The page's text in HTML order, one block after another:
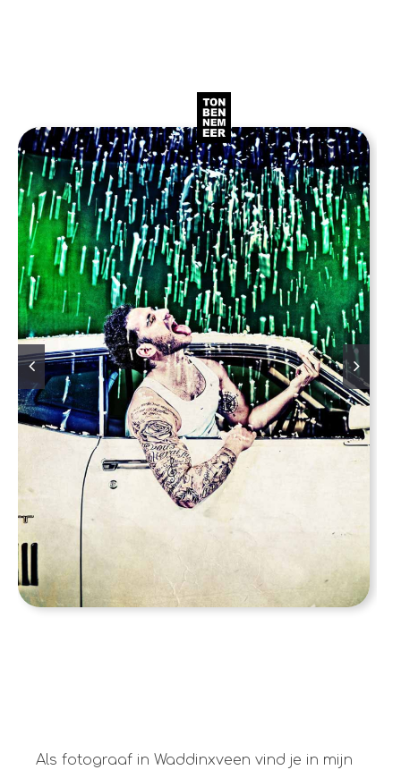
Als fotograaf in Waddinxveen vind je in mijn